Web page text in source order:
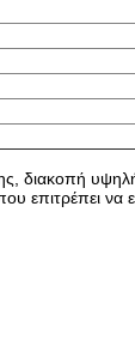
διακοπή
επιτρέπει